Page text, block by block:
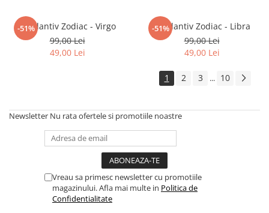
-51%
Pandantiv Zodiac - Virgo
99,00 Lei
49,00 Lei
-51%
Pandantiv Zodiac - Libra
99,00 Lei
49,00 Lei
1 2 3 ... 10
Newsletter Nu rata ofertele si promotiile noastre
Vreau sa primesc newsletter cu promotiile
magazinului. Afla mai multe in Politica de
Confidentialitate